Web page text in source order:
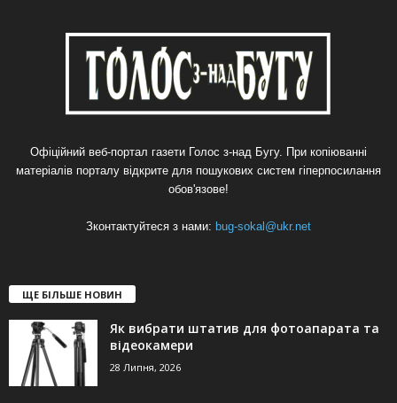
Офіційний веб-портал газети Голос з-над Бугу. При копіюванні
матеріалів порталу відкрите для пошукових систем гіперпосилання
обов'язове!
Зконтактуйтеся з нами: bug-sokal@ukr.net
ЩЕ БІЛЬШЕ НОВИН
Як вибрати штатив для фотоапарата та
відеокамери
28 Липня, 2026